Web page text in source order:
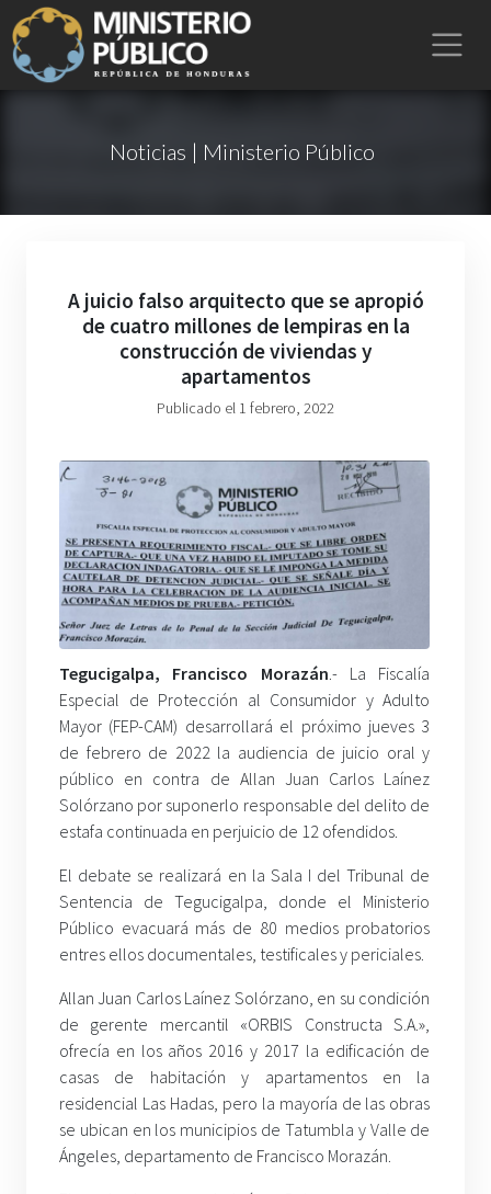
Noticias | Ministerio Público
A juicio falso arquitecto que se apropió
de cuatro millones de lempiras en la
construcción de viviendas y
apartamentos
Publicado el 1 febrero, 2022
Tegucigalpa, Francisco Morazán .- La Fiscalía
Especial de Protección al Consumidor y Adulto
Mayor (FEP-CAM) desarrollará el próximo jueves 3
de febrero de 2022 la audiencia de juicio oral y
público en contra de Allan Juan Carlos Laínez
Solórzano por suponerlo responsable del delito de
estafa continuada en perjuicio de 12 ofendidos.
El debate se realizará en la Sala I del Tribunal de
Sentencia de Tegucigalpa, donde el Ministerio
Público evacuará más de 80 medios probatorios
entres ellos documentales, testificales y periciales.
Allan Juan Carlos Laínez Solórzano, en su condición
de gerente mercantil «ORBIS Constructa S.A.»,
ofrecía en los años 2016 y 2017 la edificación de
casas de habitación y apartamentos en la
residencial Las Hadas, pero la mayoría de las obras
se ubican en los municipios de Tatumbla y Valle de
Ángeles, departamento de Francisco Morazán.